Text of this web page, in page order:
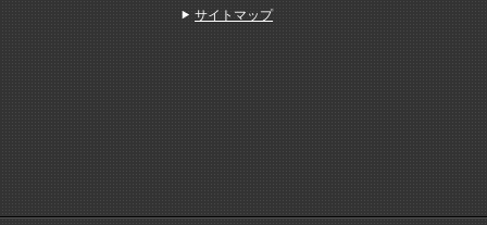
サイトマップ